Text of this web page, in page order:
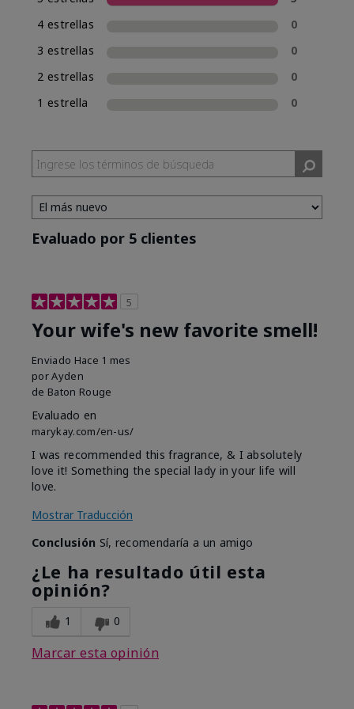
consistente, Mary Kay incluirá la clasificación
de fragancia en el nombre de las nuevas
clasificada como Eau de Parfum (EDP), lo cual se
incluye en su nombre.
4 estrellas
0
3 estrellas
0
2 estrellas
0
1 estrella
0
Evaluado por 5 clientes
5
Your wife's new favorite smell!
Enviado Hace 1 mes
porAyden
de Baton Rouge
Evaluado en
marykay.com/en-us/
I was recommended this fragrance, & I absolutely
love it! Something the special lady in your life will
love.
Mostrar Traducción
Conclusión Sí, recomendaría a un amigo
¿Le ha resultado útil esta
opinión?
1 0
Marcar esta opinión